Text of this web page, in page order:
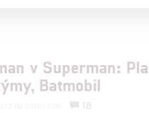
v Superman:
Batmobil
18
údajích a měření
zde uvedenými